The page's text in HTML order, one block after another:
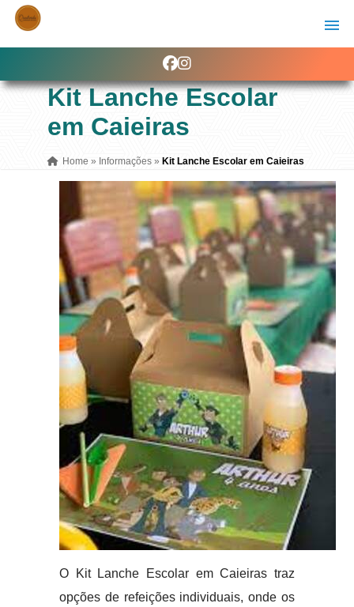
Kit Lanche Escolar
em Caieiras
Home » Informações » Kit Lanche Escolar em Caieiras
O Kit Lanche Escolar em Caieiras traz
opções de refeições individuais, onde os